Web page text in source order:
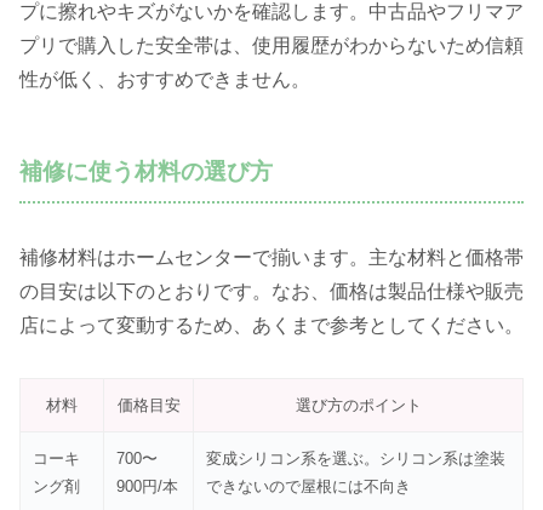
プに擦れやキズがないかを確認します。中古品やフリマア
プリで購入した安全帯は、使用履歴がわからないため信頼
性が低く、おすすめできません。
補修に使う材料の選び方
補修材料はホームセンターで揃います。主な材料と価格帯
の目安は以下のとおりです。なお、価格は製品仕様や販売
店によって変動するため、あくまで参考としてください。
材料 価格目安 選び方のポイント
コーキ
ング剤
700〜
900円/本
変成シリコン系を選ぶ。シリコン系は塗装
できないので屋根には不向き